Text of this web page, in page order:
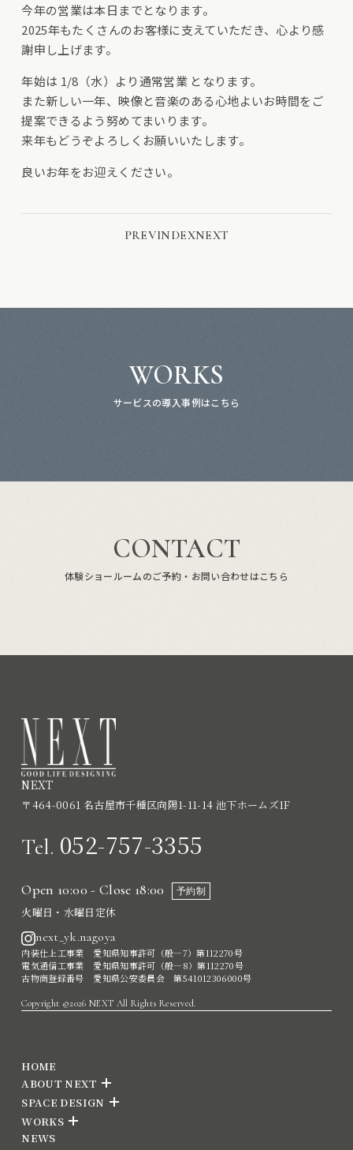
今年の営業は本日までとなります。
2025年もたくさんのお客様に支えていただき、心より感
謝申し上げます。
年始は 1/8（水）より通常営業 となります。
また新しい一年、映像と音楽のある心地よいお時間をご
提案できるよう努めてまいります。
来年もどうぞよろしくお願いいたします。
良いお年をお迎えください。
PREVINDEXNEXT
WORKS
サービスの導入事例はこちら
CONTACT
体験ショールームのご予約・お問い合わせはこちら
NEXT
〒464-0061 名古屋市千種区向陽1-11-14 池下ホームズ1F
Tel. 052-757-3355
Open 10:00 - Close 18:00 予約制
火曜日・水曜日定休
next_yk.nagoya
内装仕上工事業 愛知県知事許可（般―7）第112270号
電気通信工事業 愛知県知事許可（般―8）第112270号
古物商登録番号 愛知県公安委員会 第541012306000号
Copyright ©2026 NEXT All Rights Reserved.
HOME
ABOUT NEXT
SPACE DESIGN
WORKS
NEWS